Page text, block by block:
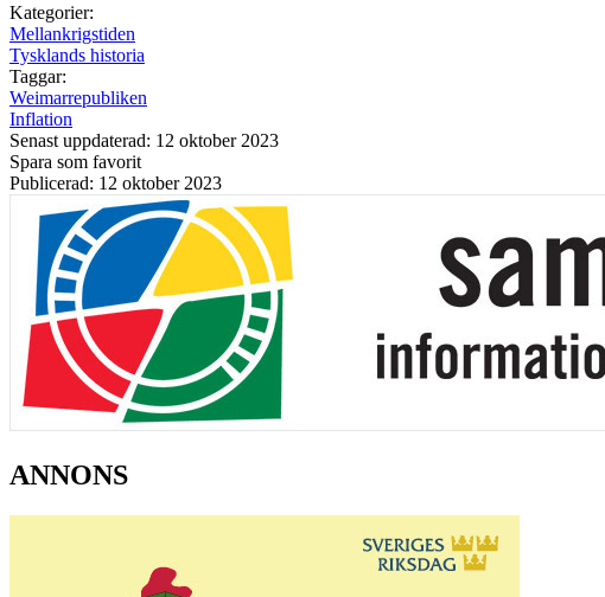
Kategorier:
Mellankrigstiden
Tysklands historia
Taggar:
Weimarrepubliken
Inflation
Senast uppdaterad: 12 oktober 2023
Spara som favorit
Publicerad: 12 oktober 2023
ANNONS